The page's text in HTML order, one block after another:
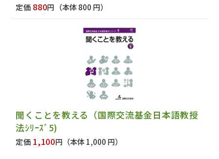
定価 880円 （本体 800 円）
聞くことを教える（国際交流基金日本語教授
法ｼﾘｰｽﾞ5)
定価 1,100円 （本体 1,000 円）